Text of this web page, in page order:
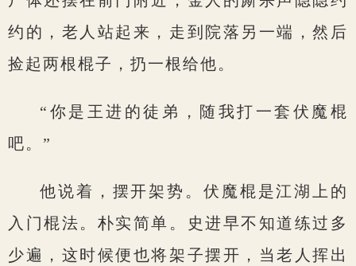
约的，老人站起来，走到院落另一端，然后
捡起两根棍子，扔一根给他。
“你是王进的徒弟，随我打一套伏魔棍
吧。”
他说着，摆开架势。伏魔棍是江湖上的
入门棍法。朴实简单。史进早不知道练过多
少遍，这时候便也将架子摆开，当老人挥出